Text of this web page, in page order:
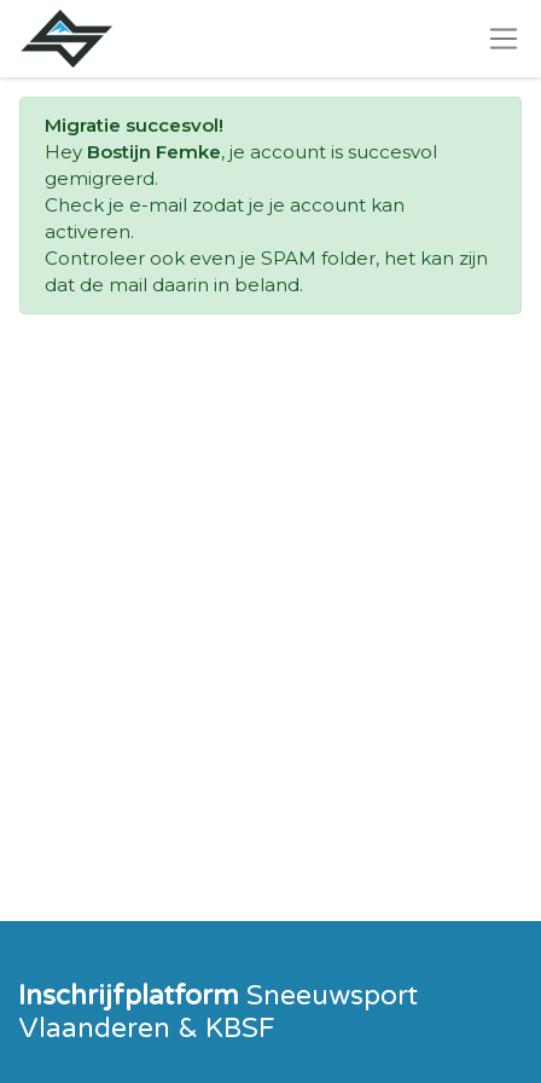
Migratie succesvol!
Hey Bostijn Femke, je account is succesvol
gemigreerd.
Check je e-mail zodat je je account kan
activeren.
Controleer ook even je SPAM folder, het kan zijn
dat de mail daarin in beland.
Inschrijfplatform Sneeuwsport
Vlaanderen & KBSF